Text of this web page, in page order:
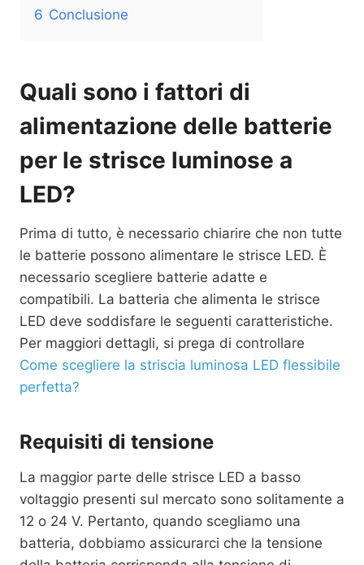
6 Conclusione
Quali sono i fattori di
alimentazione delle batterie
per le strisce luminose a
LED?
Prima di tutto, è necessario chiarire che non tutte
le batterie possono alimentare le strisce LED. È
necessario scegliere batterie adatte e
compatibili. La batteria che alimenta le strisce
LED deve soddisfare le seguenti caratteristiche.
Per maggiori dettagli, si prega di controllare
Come scegliere la striscia luminosa LED flessibile
perfetta?
Requisiti di tensione
La maggior parte delle strisce LED a basso
voltaggio presenti sul mercato sono solitamente a
12 o 24 V. Pertanto, quando scegliamo una
batteria, dobbiamo assicurarci che la tensione